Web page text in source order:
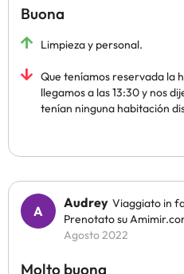
Buona
Limpieza y personal.
Que teníamos reservada la
llegamos a las 13:30 y nos
tenían ninguna habitación
Audrey Viaggiato in
Prenotato su
Agosto 2022
Molto buona